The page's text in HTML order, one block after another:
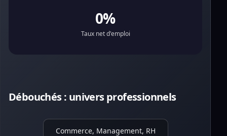
0%
Taux net d'emploi
Débouchés : univers professionnels
Commerce, Management, RH